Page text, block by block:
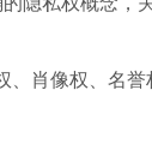
肖像权、名誉